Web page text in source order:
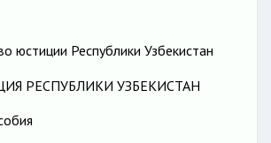
юстиции Республики Узбекистан
РЕСПУБЛИКИ УЗБЕКИСТАН